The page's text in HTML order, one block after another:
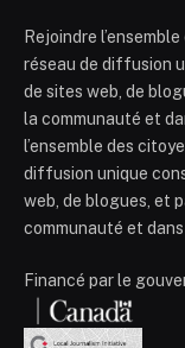
Rejoindre
réseau de diffusion
de sites web, de
la communauté et
l’ensemble des
diffusion unique
web, de blogues, et
communauté et
Financé par le